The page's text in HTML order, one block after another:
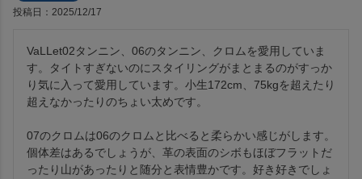
投稿日 2025/12/17
VaLLet02タンニン、06のタンニン、クロムを愛用していま
す。タイトすぎないのにスタイリングがまとまるのがすっか
り気に入って愛用しています。小生172cm、75kgを超えたり
超えなかったりのちょい太めです。
07のクロムは06のクロムと比べると柔らかい感じがします。
個体差はあるでしょうが、革の表面のシボもほぼフラットだ
ったり山があったりと随分と表情豊かです。好き好きでしょ